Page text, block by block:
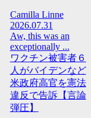
Camilla Linne
2026.07.31
Aw, this was an
exceptionally ...
ワクチン被害者６
人がバイデンなど
米政府高官を憲法
違反で告訴【言論
弾圧】